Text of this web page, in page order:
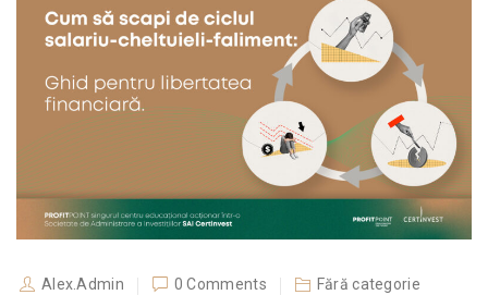
Alex.Admin 0 Comments Fără categorie